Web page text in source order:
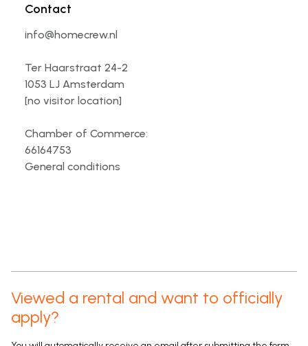
Contact
info@homecrew.nl
Ter Haarstraat 24-2
1053 LJ Amsterdam
[no visitor location]
Chamber of Commerce:
66164753
General conditions
Viewed a rental and want to officially
apply?